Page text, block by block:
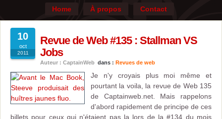
Home
À propos Contact
10
oct
2011
Revue de Web #135 : Stallman VS
Jobs
Auteur : CaptainWeb dans : Revues de web
Je n'y croyais plus moi même et
pourtant la voila, la revue de Web 135
de Captainweb.net. Mais rappelons
d'abord rapidement de principe de ces
billets pour ceux qui n'étaient pas la lors de la #134 du mois